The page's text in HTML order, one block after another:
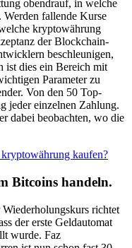
obendrauf, in welche
Werden fallende Kurse
kryptowährung
der Blockchain-
beschleunigen,
ist dies ein Bereich mit
Parameter zu
Von den 50 Top-
jeder einzelnen Zahlung.
dabei beobachten, wo die
kaufen?
Bitcoins handeln.
richtet
der erste Geldautomat
wurde. Faz